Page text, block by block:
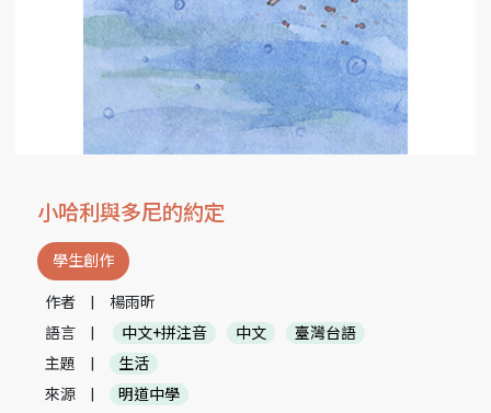
小哈利與多尼的約定
學生創作
作者
楊雨昕
語言
中文+拼注音 中文
臺灣台語
主題
生活
來源
明道中學